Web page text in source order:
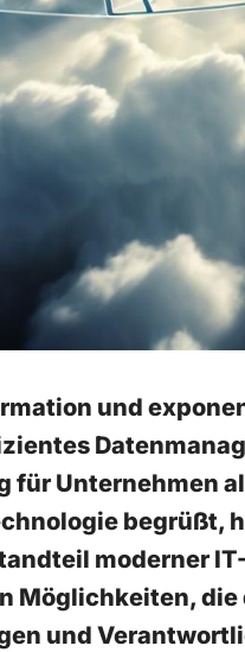
und
Unternehmen
begrüßt,⁢
moderner
Möglichkeiten, ⁤die
und